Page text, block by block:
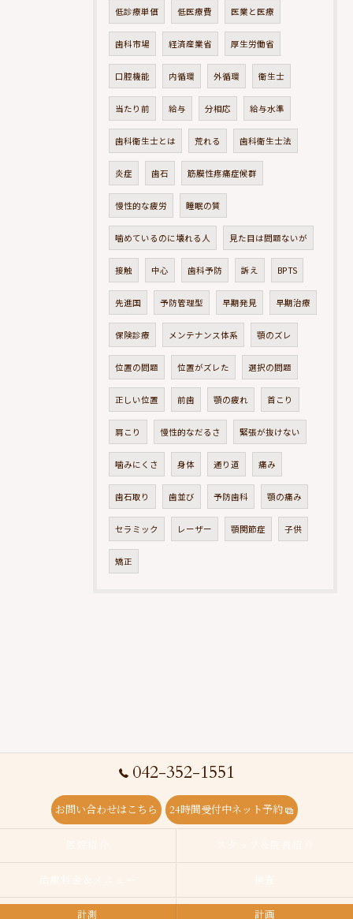
低診療単価 低医療費 医業と医療
歯科市場 経済産業省 厚生労働省
口腔機能 内循環 外循環 衛生士
当たり前 給与 分相応 給与水準
歯科衛生士とは 荒れる 歯科衛生士法
炎症 歯石 筋膜性疼痛症候群
慢性的な疲労 睡眠の質
噛めているのに壊れる人 見た目は問題ないが
接触 中心 歯科予防 訴え BPTS
先進国 予防管理型 早期発見 早期治療
保険診療 メンテナンス体系 顎のズレ
位置の問題 位置がズレた 選択の問題
正しい位置 前歯 顎の疲れ 首こり
肩こり 慢性的なだるさ 緊張が抜けない
噛みにくさ 身体 通り道 痛み
歯石取り 歯並び 予防歯科 顎の痛み
セラミック レーザー 顎関節症 子供
矯正
042-352-1551
お問い合わせはこちら 24時間受付中ネット予約
計測 計画